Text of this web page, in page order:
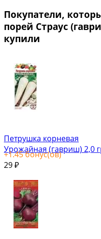
Покупатели,
порей Страус
купили
Петрушка корневая
Урожайная (гавриш) 2,0
+1.45бонус(ов)
29 ₽